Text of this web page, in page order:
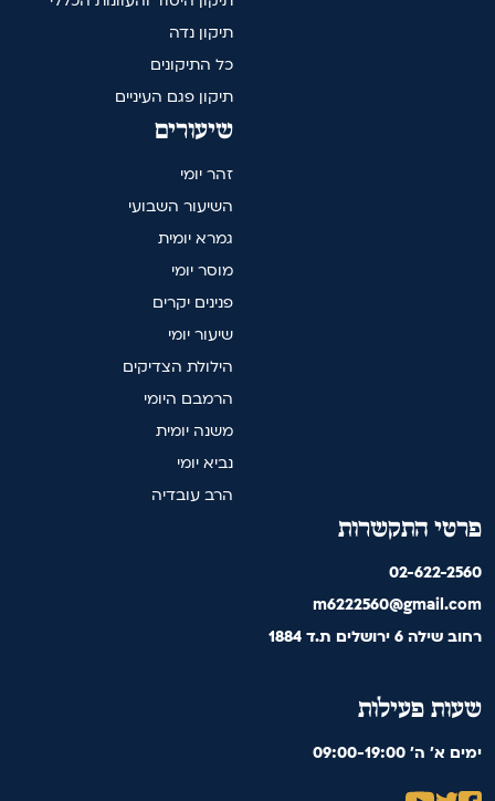
תיקון נדה
כל התיקונים
תיקון פגם העיניים
שיעורים
זהר יומי
השיעור השבועי
גמרא יומית
מוסר יומי
פנינים יקרים
שיעור יומי
הילולת הצדיקים
הרמבם היומי
משנה יומית
נביא יומי
הרב עובדיה
פרטי התקשרות
02-622-2560
m6222560@gmail.com
רחוב שילה 6 ירושלים ת.ד 1884
שעות פעילות
09:00-19:00 'ימים א' ה